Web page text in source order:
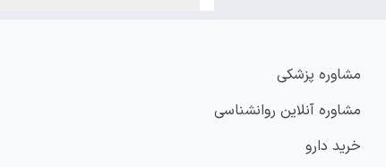
مشاوره پزشکی
مشاوره آنلاین روانشناسی
خرید دارو